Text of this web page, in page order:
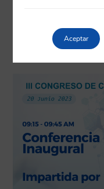
Aceptar